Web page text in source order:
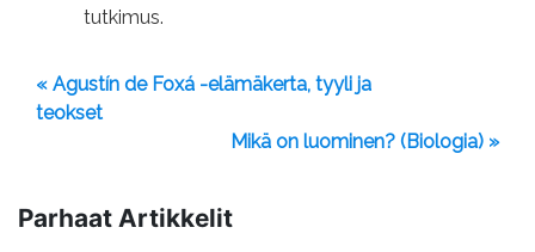
tutkimus.
« Agustín de Foxá -elämäkerta, tyyli ja
teokset
Mikä on luominen? (Biologia) »
Parhaat Artikkelit